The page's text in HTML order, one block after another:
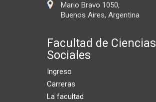
Mario Bravo 1050,
Buenos Aires, Argentina
Facultad de Ciencias
Sociales
Ingreso
Carreras
La facultad